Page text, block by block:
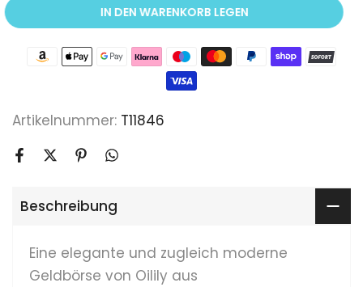
IN DEN WARENKORB LEGEN
Artikelnummer: T11846
Beschreibung
Eine elegante und zugleich moderne
Geldbörse von Oilily aus